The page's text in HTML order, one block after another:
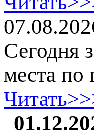
Сегодня
места по